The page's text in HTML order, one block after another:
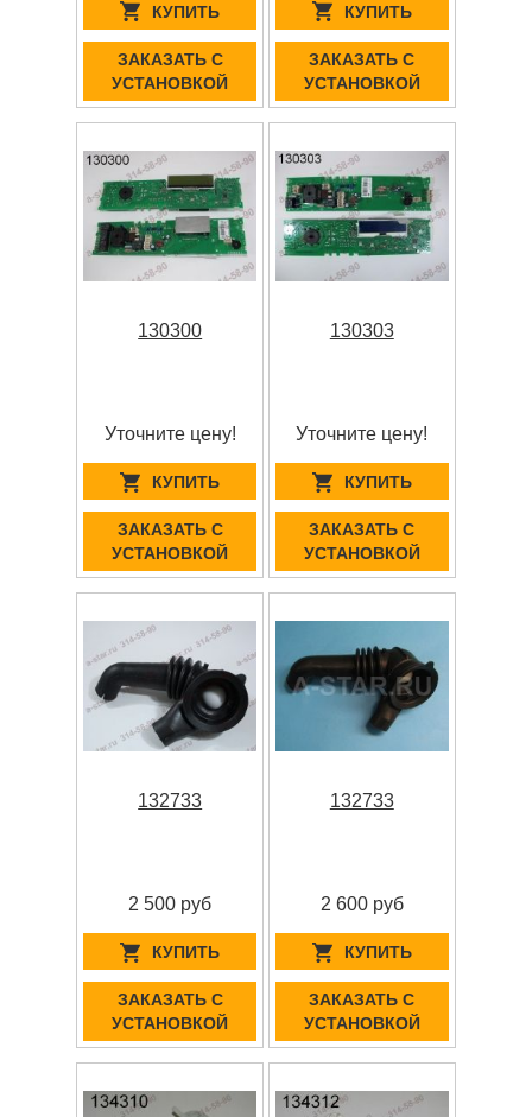
КУПИТЬ
ЗАКАЗАТЬ С
УСТАНОВКОЙ
КУПИТЬ
ЗАКАЗАТЬ С
УСТАНОВКОЙ
130300
Уточните цену!
КУПИТЬ
ЗАКАЗАТЬ С
УСТАНОВКОЙ
130303
Уточните цену!
КУПИТЬ
ЗАКАЗАТЬ С
УСТАНОВКОЙ
132733
2 500 руб
КУПИТЬ
ЗАКАЗАТЬ С
УСТАНОВКОЙ
132733
2 600 руб
КУПИТЬ
ЗАКАЗАТЬ С
УСТАНОВКОЙ